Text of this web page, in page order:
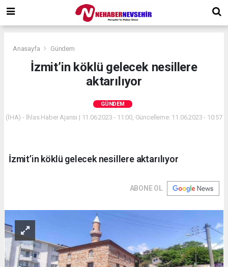
Anasayfa Gündem
İzmit’in köklü gelecek nesillere
aktarılıyor
GÜNDEM
(İHA) - İhlas Haber Ajansı | 11.06.2023 - 11:00, Güncelleme: 11.06.2023 - 10:57
İzmit’in köklü gelecek nesillere aktarılıyor
ABONE OL